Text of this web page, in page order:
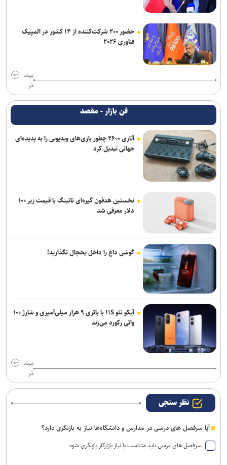
حضور ۲۰۰ شرکت‌کننده از ۱۴ کشور در المپیک
فناوری ۲۰۲۶
بیش
تر
فن بازار - مقصد
آتاری ۲۶۰۰ چطور بازی‌های ویدیویی را به پدیده‌ای
جهانی تبدیل کرد
نخستین هدفون گیره‌ای ناتینگ با قیمت زیر ۱۰۰
دلار معرفی شد
گوشی داغ را داخل یخچال نگذارید!
آیکو نئو ۱۱S با باتری ۹ هزار میلی‌آمپری و شارژ ۱۰۰
واتی رکورد می‌زند
بیش
تر
نظر سنجی
آیا سرفصل های درسی در مدارس و دانشگاه‌ها نیاز به بازنگری دارد؟
سرفصل های درسی باید متناسب با نیاز بازارکار بازنگری شود